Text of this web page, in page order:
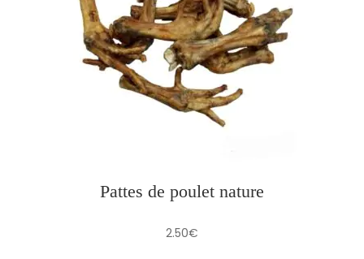
Pattes de poulet nature
2.50€